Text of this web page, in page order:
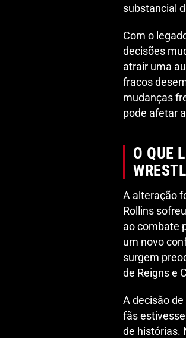
substancial
Com o
decisões
atrair uma
fracos
mudanças
pode afetar
O QUE
A alteração
Rollins
ao combate
um novo
surgem
de Reigns e
A decisão
fãs
de histórias.